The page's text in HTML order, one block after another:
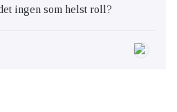
ingen som helst roll?